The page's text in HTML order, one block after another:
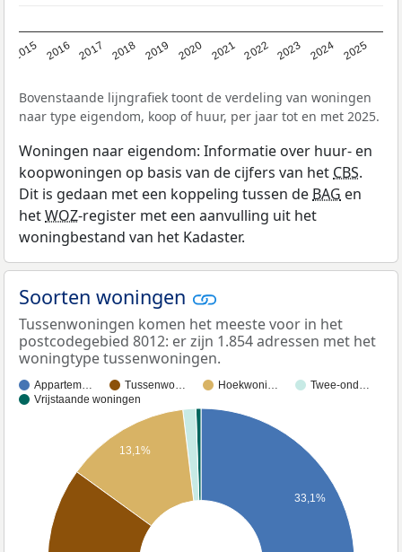
2015 2016 2017 2018 2019 2020 2021 2022 2023 2024 2025
Bovenstaande lijngrafiek toont de verdeling van woningen
naar type eigendom, koop of huur, per jaar tot en met 2025.
Woningen naar eigendom: Informatie over huur- en
koopwoningen op basis van de cijfers van het CBS.
Dit is gedaan met een koppeling tussen de BAG en
hetWOZ-register met een aanvulling uit het
woningbestand van het Kadaster.
Soorten woningen
Tussenwoningen komen het meeste voor in het
postcodegebied 8012: er zijn 1.854 adressen met het
woningtype tussenwoningen.
Appartem… Tussenwo… Hoekwoni…
Twee-ond…
Vrijstaande woningen
33,1%
13,1%